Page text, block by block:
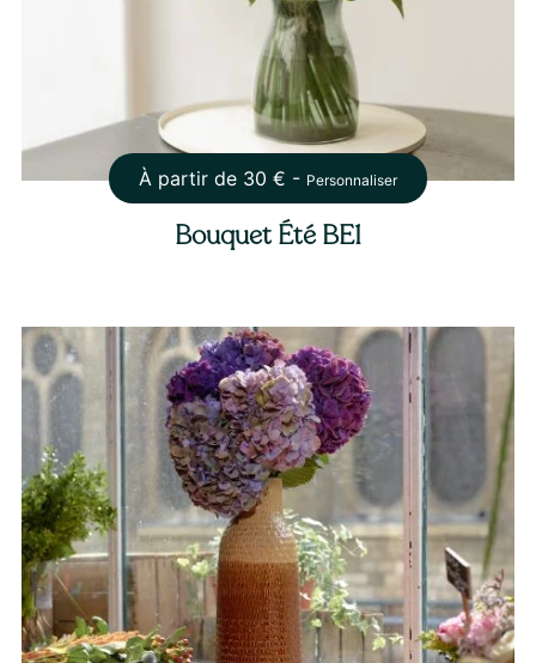
À partir de 30 € - Personnaliser
Bouquet Été BE1